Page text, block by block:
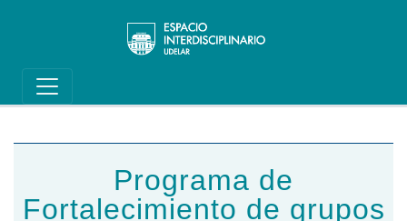
Main navigation
Programa de
Fortalecimiento de grupos